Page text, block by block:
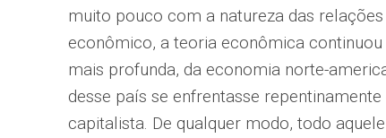
muito pouco com a natureza das
econômico, a teoria econômica
mais profunda, da economia norte-
desse país se enfrentasse
capitalista. De qualquer modo, todo